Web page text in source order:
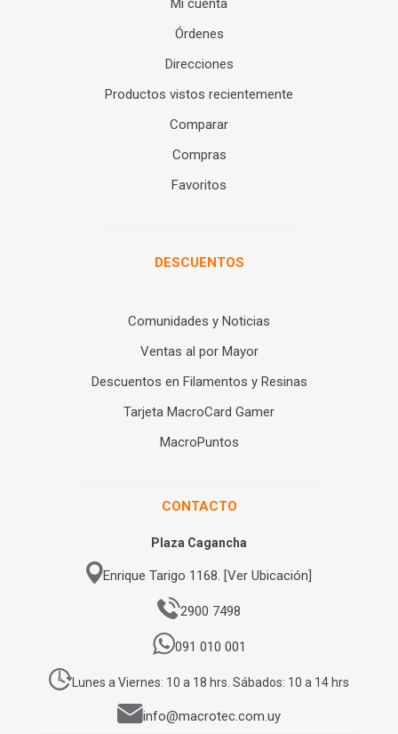
Mi cuenta
Órdenes
Direcciones
Productos vistos recientemente
Comparar
Compras
Favoritos
DESCUENTOS
Comunidades y Noticias
Ventas al por Mayor
Descuentos en Filamentos y Resinas
Tarjeta MacroCard Gamer
MacroPuntos
CONTACTO
Plaza Cagancha
Enrique Tarigo 1168. [Ver Ubicación]
2900 7498
091 010 001
Lunes a Viernes: 10 a 18 hrs. Sábados: 10 a 14 hrs
info@macrotec.com.uy